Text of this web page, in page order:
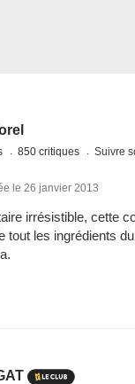
850 critiques Suivre
le 26 janvier 2013
irrésistible, cette
tout les ingrédients